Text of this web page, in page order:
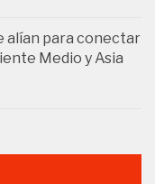
alían para conectar
Medio y Asia